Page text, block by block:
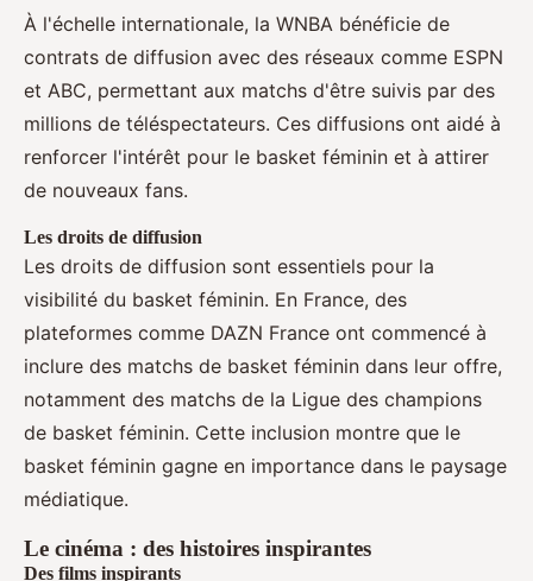
À l'échelle internationale, la WNBA bénéficie de
contrats de diffusion avec des réseaux comme ESPN
et ABC, permettant aux matchs d'être suivis par des
millions de téléspectateurs. Ces diffusions ont aidé à
renforcer l'intérêt pour le basket féminin et à attirer
de nouveaux fans.
Les droits de diffusion
Les droits de diffusion sont essentiels pour la
visibilité du basket féminin. En France, des
plateformes comme DAZN France ont commencé à
inclure des matchs de basket féminin dans leur offre,
notamment des matchs de la Ligue des champions
de basket féminin. Cette inclusion montre que le
basket féminin gagne en importance dans le paysage
médiatique.
Le cinéma : des histoires inspirantes
Des films inspirants